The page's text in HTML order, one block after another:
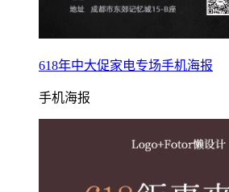
618年中大促家电专场手机海报
手机海报